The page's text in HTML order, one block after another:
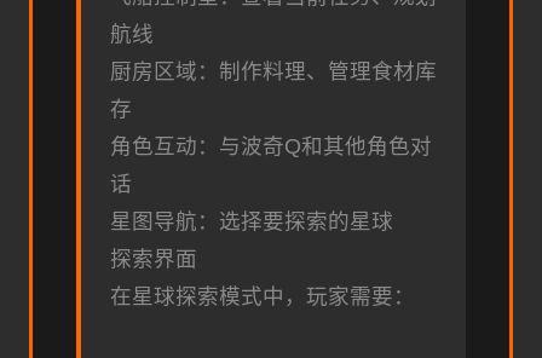
航线
厨房区域：制作料理、管理食材库
存
角色互动：与波奇Q和其他角色对
话
星图导航：选择要探索的星球
探索界面
在星球探索模式中，玩家需要：